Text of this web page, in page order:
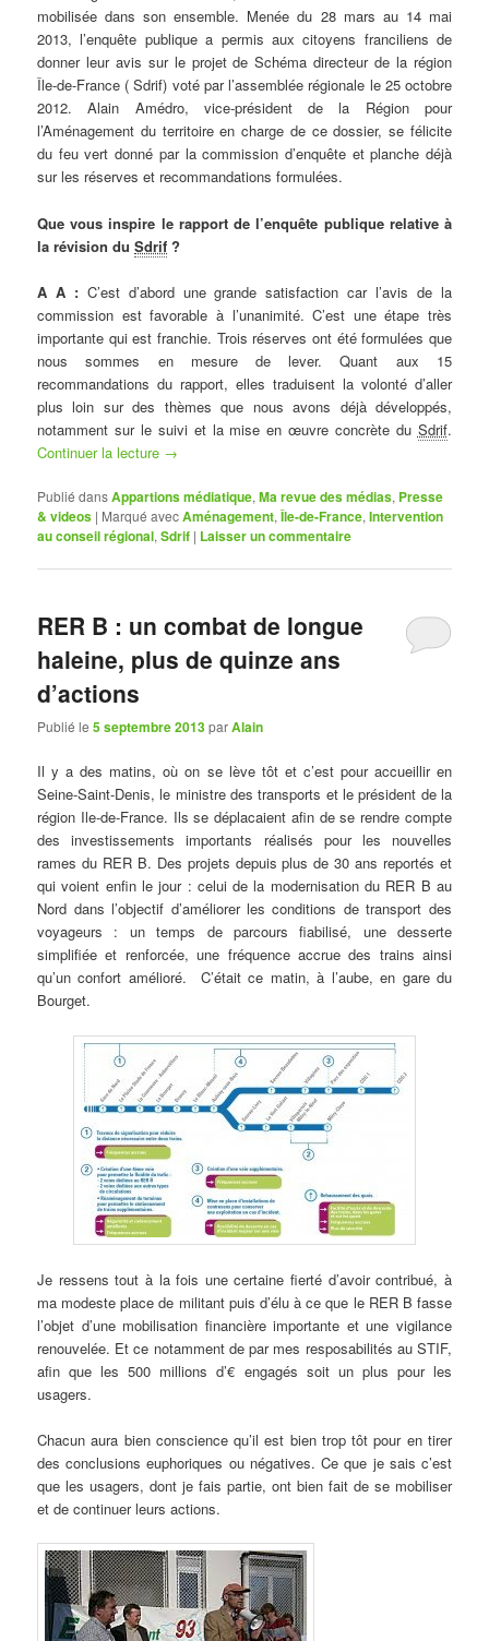
mobilisée dans son ensemble. Menée du 28 mars au 14 mai
2013, l’enquête publique a permis aux citoyens franciliens de
donner leur avis sur le projet de Schéma directeur de la région
Île-de-France ( Sdrif) voté par l’assemblée régionale le 25 octobre
2012. Alain Amédro, vice-président de la Région pour
l’Aménagement du territoire en charge de ce dossier, se félicite
du feu vert donné par la commission d’enquête et planche déjà
sur les réserves et recommandations formulées.
Que vous inspire le rapport de l’enquête publique relative à
la révision duSdrif ?
A A :C’est d’abord une grande satisfaction car l’avis de la
commission est favorable à l’unanimité. C’est une étape très
importante qui est franchie. Trois réserves ont été formulées que
nous sommes en mesure de lever. Quant aux 15
recommandations du rapport, elles traduisent la volonté d’aller
plus loin sur des thèmes que nous avons déjà développés,
notamment sur le suivi et la mise en œuvre concrète du Sdrif.
Continuer la lecture →
Publié dansAppartions médiatique,Ma revue des médias, Presse
& videos | Marqué avecAménagement,Île-de-France,Intervention
au conseil régional,Sdrif | Laisser un commentaire
RER B : un combat de longue
haleine, plus de quinze ans
d’actions
Publié le5 septembre 2013parAlain
Il y a des matins, où on se lève tôt et c’est pour accueillir en
Seine-Saint-Denis, le ministre des transports et le président de la
région Ile-de-France. Ils se déplacaient afin de se rendre compte
des investissements importants réalisés pour les nouvelles
rames du RER B. Des projets depuis plus de 30 ans reportés et
qui voient enfin le jour : celui de la modernisation du RER B au
Nord dans l’objectif d’améliorer les conditions de transport des
voyageurs : un temps de parcours fiabilisé, une desserte
simplifiée et renforcée, une fréquence accrue des trains ainsi
qu’un confort amélioré. C’était ce matin, à l’aube, en gare du
Bourget.
Je ressens tout à la fois une certaine fierté d’avoir contribué, à
ma modeste place de militant puis d’élu à ce que le RER B fasse
l’objet d’une mobilisation financière importante et une vigilance
renouvelée. Et ce notamment de par mes resposabilités au STIF,
afin que les 500 millions d’€ engagés soit un plus pour les
usagers.
Chacun aura bien conscience qu’il est bien trop tôt pour en tirer
des conclusions euphoriques ou négatives. Ce que je sais c’est
que les usagers, dont je fais partie, ont bien fait de se mobiliser
et de continuer leurs actions.